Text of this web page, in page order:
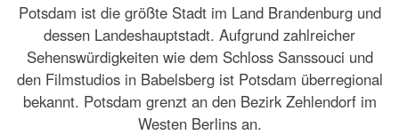
Potsdam ist die größte Stadt im Land Brandenburg und
dessen Landeshauptstadt. Aufgrund zahlreicher
Sehenswürdigkeiten wie dem Schloss Sanssouci und
den Filmstudios in Babelsberg ist Potsdam überregional
bekannt. Potsdam grenzt an den Bezirk Zehlendorf im
Westen Berlins an.